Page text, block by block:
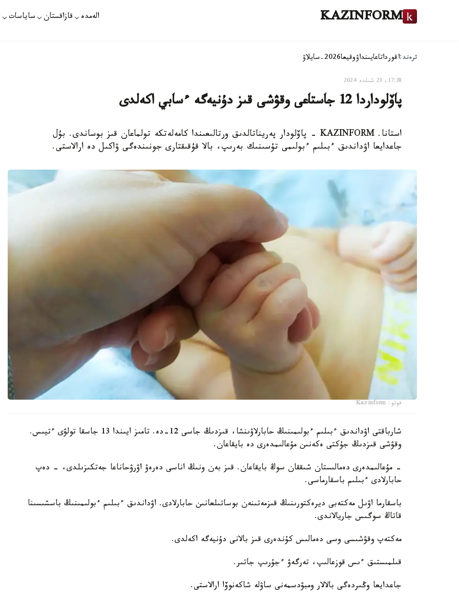
KAZINFORM الەمدە قازاقستان ساياسات
ترەند:اقورداتاعايىنداۋوقيعا2026-سايلاۋ
17:38, 23 شىلدە 2024
پاۆلوداردا 12 جاستاعى وقۋشى قىز دۇنيەگە ءسابي اكەلدى
استانا. KAZINFORM - پاۆلودار پەريناتالدىق ورتالىعىندا كامەلەتكە تولماعان قىز بوساندى. بۇل
جاعدايعا اۋداندىق ءبىلىم ءبولىمى تۇسىنىك بەرىپ، بالا قۇقىقتارى جونىندەگى ۋاكىل دە ارالاستى.
فوتو: Kazinform
شارباقتى اۋداندىق ءبىلىم ءبولىمىنىڭ حابارلاۋىنشا، قىزدىڭ جاسى 12-دە. تامىز ايىندا 13 جاسقا تولۋى ءتيىس.
وقۋشى قىزدىڭ جۇكتى ەكەنىن مۇعالىمدەرى دە بايقاعان.
- مۇعالىمدەرى دەمالىستان شىققان سوڭ بايقاعان. قىز بەن ونىڭ اناسى دەرەۋ اۋرۋحاناعا جەتكىزىلدى، - دەپ
حابارلادى ءبىلىم باسقارماسى.
باسقارما اۋىل مەكتەبى ديرەكتورىنىڭ قىزمەتىنەن بوساتىلعانىن حابارلادى. اۋداندىق ءبىلىم ءبولىمىنىڭ باسشىسىنا
قاتاڭ سوگىس جاريالاندى.
مەكتەپ وقۋشىسى وسى دەمالىس كۇندەرى قىز بالانى دۇنيەگە اكەلدى.
قىلمىستىق ءىس قوزعالىپ، تەرگەۋ ءجۇرىپ جاتىر.
جاعدايعا وڭىردەگى بالالار ومبۋدسمەنى ساۋلە شاكەنوۆا ارالاستى.